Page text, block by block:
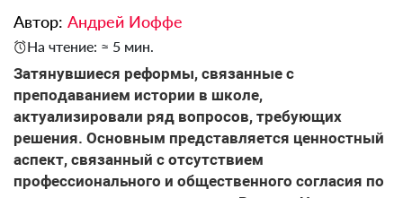
Автор: Андрей Иоффе
На чтение: ≈ 5 мин.
Затянувшиеся реформы, связанные с
преподаванием истории в школе,
актуализировали ряд вопросов, требующих
решения. Основным представляется ценностный
аспект, связанный с отсутствием
профессионального и общественного согласия по